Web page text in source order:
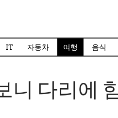
IT 자동차 여행 음식
니 다리에